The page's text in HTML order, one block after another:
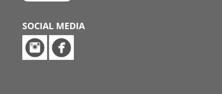
SOCIAL MEDIA